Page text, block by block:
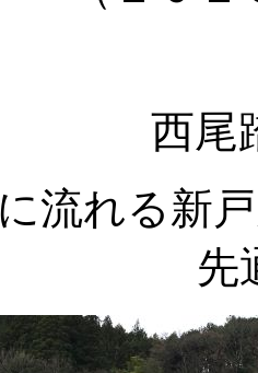
西尾
流れる新
先